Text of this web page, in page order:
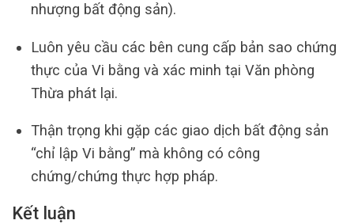
nhượng bất động sản).
Luôn yêu cầu các bên cung cấp bản sao chứng
thực của Vi bằng và xác minh tại Văn phòng
Thừa phát lại.
Thận trọng khi gặp các giao dịch bất động sản
“chỉ lập Vi bằng” mà không có công
chứng/chứng thực hợp pháp.
Kết luận